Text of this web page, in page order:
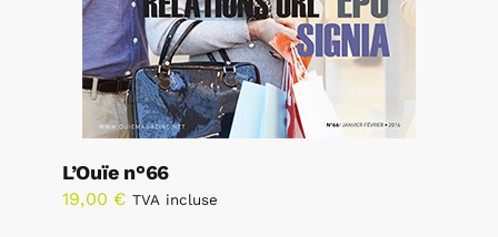
L’Ouïe n°66
19,00 € TVA incluse